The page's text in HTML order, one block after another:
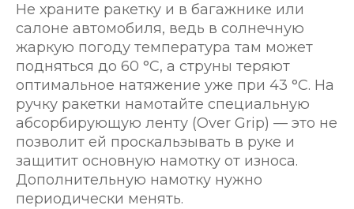
Не храните ракетку и в багажнике или
салоне автомобиля, ведь в солнечную
жаркую погоду температура там может
подняться до 60 °С, а струны теряют
оптимальное натяжение уже при 43 °С. На
ручку ракетки намотайте специальную
абсорбирующую ленту (Over Grip) — это не
позволит ей проскальзывать в руке и
защитит основную намотку от износа.
Дополнительную намотку нужно
периодически менять.